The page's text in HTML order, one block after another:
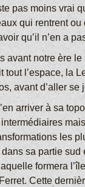
pas moins vrai
qui rentrent
qu’il n’en a
avant notre ère le
tout l’espace, la
avant d’aller se
arriver à sa
les
sa partie sud
formera
Cette